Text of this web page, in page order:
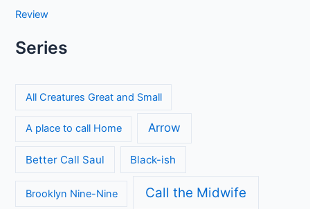
Review
Series
All Creatures Great and Small
A place to call Home Arrow
Better Call Saul Black-ish
Brooklyn Nine-Nine Call the Midwife